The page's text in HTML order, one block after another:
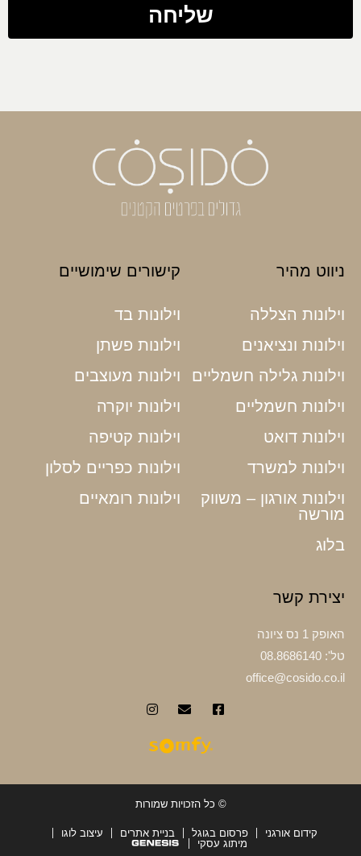
שליחה
ניווט מהיר
וילונות הצללה
וילונות ונציאנים
וילונות גלילה חשמליים
וילונות חשמליים
וילונות דואט
וילונות למשרד
וילונות אורגון – משווק
מורשה
בלוג
קישורים שימושיים
וילונות בד
וילונות פשתן
וילונות מעוצבים
וילונות יוקרה
וילונות קטיפה
וילונות כפריים לסלון
וילונות רומאיים
יצירת קשר
האופק 1 נס ציונה
טל': 08.8686140
office@cosido.co.il
© כל הזכויות שמורות
קידום אורגני פרסום בגוגל בניית אתרים
עיצוב לוגו
מיתוג עסקי